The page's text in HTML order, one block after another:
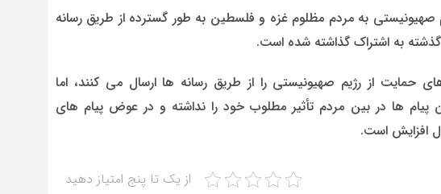
صهیونیستی به مردم مظلوم غزه و فلسطین به طور گسترده از طریق رسانه
حمایت از رژیم صهیونیستی را از طریق رسانه ها ارسال می کنند، اما
ها در بین مردم تأثیر مطلوب خود را نداشته و در عوض پیام های
افزایش است.
از یک تا پنج امتیاز دهید